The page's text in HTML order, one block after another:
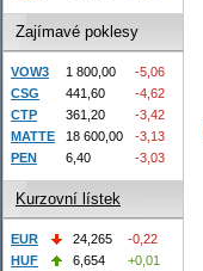
Zajímavé poklesy
VOW3 1 800,00
-5,06
CSG
441,60
-4,62
CTP
361,20
-3,42
MATTE
18 600,00
-3,13
PEN
6,40 -3,03
Kurzovní lístek
EUR 24,265
-0,22
HUF
6,654
+0,01